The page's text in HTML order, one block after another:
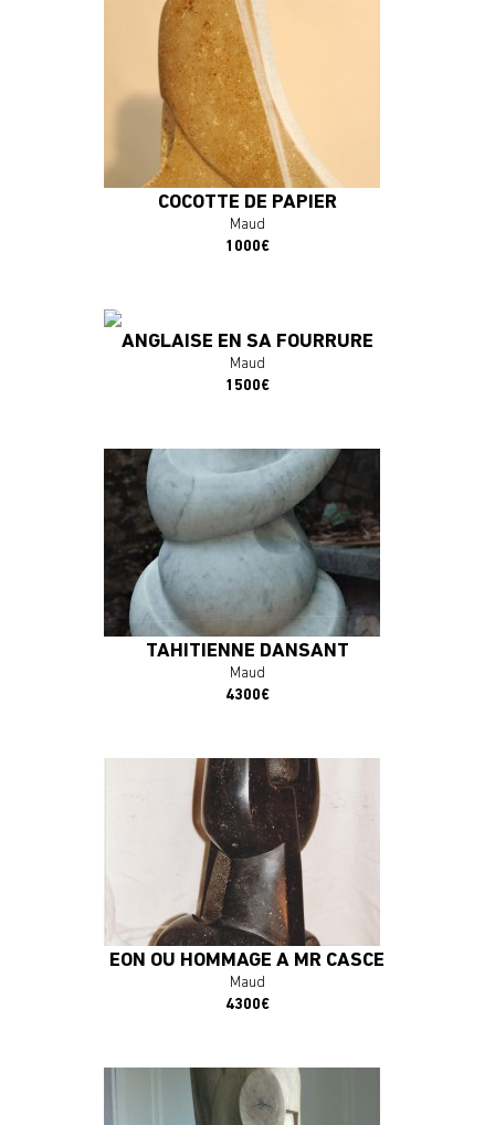
COCOTTE DE PAPIER
Maud
1000€
ANGLAISE EN SA FOURRURE
Maud
1500€
En savoir plus
TAHITIENNE DANSANT
Maud
4300€
En savoir plus
EON OU HOMMAGE A MR CASCELLA
Maud
4300€
En savoir plus
J'ACHÈTE L'OEUVRE
En savoir plus
J'ACHÈTE L'OEUVRE